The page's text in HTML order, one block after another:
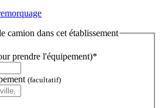
camion dans cet établissement
prendre l'équipement)*
(facultatif)